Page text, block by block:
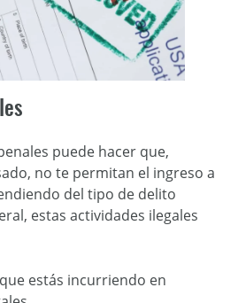
puede hacer que,
no te permitan el ingreso a
del tipo de delito
estas actividades ilegales
estás incurriendo en